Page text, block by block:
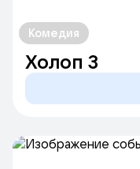
Комедия
Холоп 3